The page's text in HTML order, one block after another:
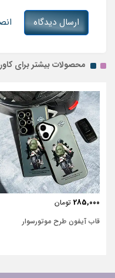
ارسال دیدگاه
محصولات بیشتر برای
468,750 تومان
قاب آیفون چرمی طرح مار